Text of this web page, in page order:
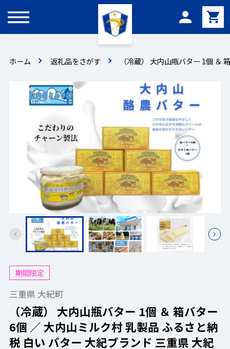
メニュー
ホーム 返礼品をさがす （冷蔵） 大内山瓶バター 1個 ＆
期間限定
三重県 大紀町
（冷蔵） 大内山瓶バター 1個 ＆ 箱バター
6個 ／ 大内山ミルク村 乳製品 ふるさと納
税 白い バター 大紀ブランド 三重県 大紀